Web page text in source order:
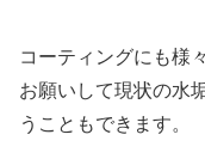
コーティングにも様
お願いして現状の水
うこともできます。